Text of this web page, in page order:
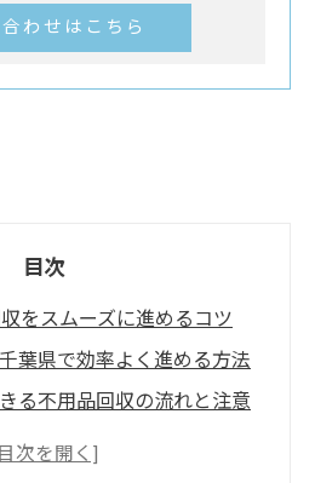
わせはこちら
目次
をスムーズに進めるコツ
葉県で効率よく進める方法
る不用品回収の流れと注意